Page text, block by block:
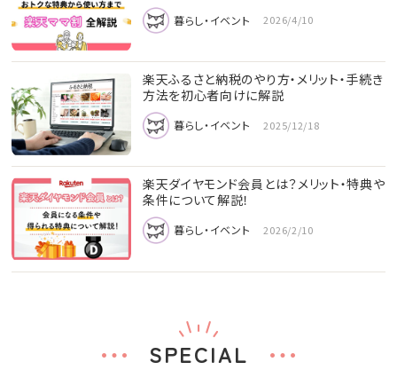
暮らし・イベント 2026/4/10
楽天ふるさと納税のやり方・メリット・手続き
方法を初心者向けに解説
暮らし・イベント 2025/12/18
楽天ダイヤモンド会員とは？メリット・特典や
条件について解説！
暮らし・イベント 2026/2/10
SPECIAL